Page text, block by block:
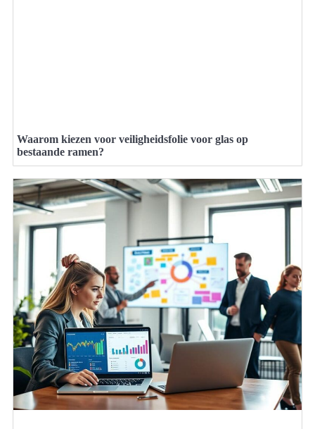
Waarom kiezen voor veiligheidsfolie voor glas op
bestaande ramen?